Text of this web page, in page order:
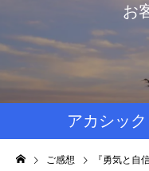
アカシッ
お
ご感想 『勇気と自信と安心と